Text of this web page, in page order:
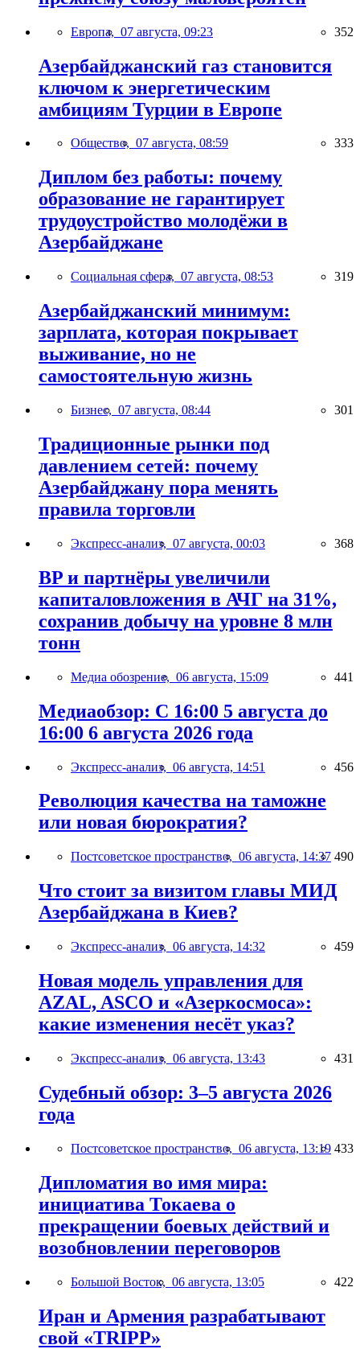
Европа, 07 августа, 09:23 352
Азербайджанский газ становится
ключом к энергетическим
амбициям Турции в Европе
Общество, 07 августа, 08:59 333
Диплом без работы: почему
образование не гарантирует
трудоустройство молодёжи в
Азербайджане
Социальная сфера, 07 августа, 08:53 319
Азербайджанский минимум:
зарплата, которая покрывает
выживание, но не
самостоятельную жизнь
Бизнес, 07 августа, 08:44 301
Традиционные рынки под
давлением сетей: почему
Азербайджану пора менять
правила торговли
Экспресс-анализ, 07 августа, 00:03 368
BP и партнёры увеличили
капиталовложения в АЧГ на 31%,
сохранив добычу на уровне 8 млн
тонн
Медиа обозрение, 06 августа, 15:09 441
Медиаобзор: С 16:00 5 августа до
16:00 6 августа 2026 года
Экспресс-анализ, 06 августа, 14:51 456
Революция качества на таможне
или новая бюрократия?
Постсоветское пространство, 06 августа, 14:37 490
Что стоит за визитом главы МИД
Азербайджана в Киев?
Экспресс-анализ, 06 августа, 14:32 459
Новая модель управления для
AZAL, ASCO и «Азеркосмоса»:
какие изменения несёт указ?
Экспресс-анализ, 06 августа, 13:43 431
Судебный обзор: 3–5 августа 2026
года
Постсоветское пространство, 06 августа, 13:19 433
Дипломатия во имя мира:
инициатива Токаева о
прекращении боевых действий и
возобновлении переговоров
Большой Восток, 06 августа, 13:05 422
Иран и Армения разрабатывают
свой «TRIPP»